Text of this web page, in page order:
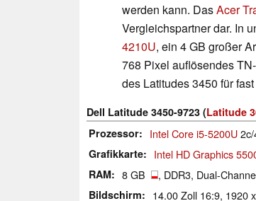
werden kann. DasAcer
Vergleichspartner dar. In
4210U, ein 4 GB großer
768 Pixel auflösendes
des Latitudes 3450 für
Dell Latitude 3450-9723 (Latitude
Prozessor
Intel Core i5-5200U
Grafikkarte Intel HD Graphics
RAM 8 GB , DDR3, Dual-
Bildschirm
14.00 Zoll 16:9, 1920